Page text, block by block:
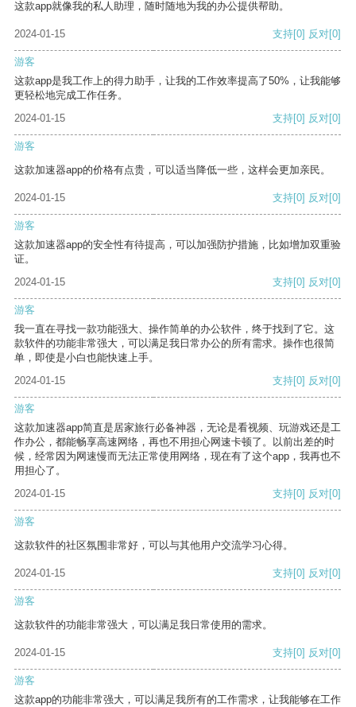
这款app就像我的私人助理，随时随地为我的办公提供帮助。
2024-01-15 支持[0] 反对[0]
游客
这款app是我工作上的得力助手，让我的工作效率提高了50%，让我能够
更轻松地完成工作任务。
2024-01-15
支持[0] 反对[0]
游客
这款加速器app的价格有点贵，可以适当降低一些，这样会更加亲民。
2024-01-15 支持[0] 反对[0]
游客
这款加速器app的安全性有待提高，可以加强防护措施，比如增加双重验
证。
2024-01-15
支持[0] 反对[0]
游客
我一直在寻找一款功能强大、操作简单的办公软件，终于找到了它。这
款软件的功能非常强大，可以满足我日常办公的所有需求。操作也很简
单，即使是小白也能快速上手。
2024-01-15
支持[0] 反对[0]
游客
这款加速器app简直是居家旅行必备神器，无论是看视频、玩游戏还是工
作办公，都能畅享高速网络，再也不用担心网速卡顿了。以前出差的时
候，经常因为网速慢而无法正常使用网络，现在有了这个app，我再也不
用担心了。
2024-01-15
支持[0] 反对[0]
游客
这款软件的社区氛围非常好，可以与其他用户交流学习心得。
2024-01-15 支持[0] 反对[0]
游客
这款软件的功能非常强大，可以满足我日常使用的需求。
2024-01-15 支持[0] 反对[0]
游客
这款app的功能非常强大，可以满足我所有的工作需求，让我能够在工作